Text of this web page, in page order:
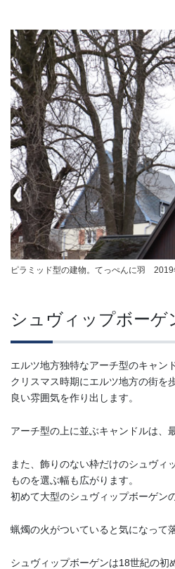
ピラミッド型の建物。てっぺんに羽 2019
シュヴィップボーゲ
エルツ地方独特なアーチ型のキャン
クリスマス時期にエルツ地方の街を
良い雰囲気を作り出します。
アーチ型の上に並ぶキャンドルは、
また、飾りのない枠だけのシュヴ
ものを選ぶ幅も広がります。
初めて大型のシュヴィップボーゲン
蝋燭の火がついていると気になって
シュヴィップボーゲンは18世紀の初